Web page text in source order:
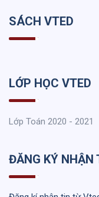
SÁCH VTED
LỚP HỌC VTED
Lớp Toán 2020 - 2021
ĐĂNG KÝ NHẬN